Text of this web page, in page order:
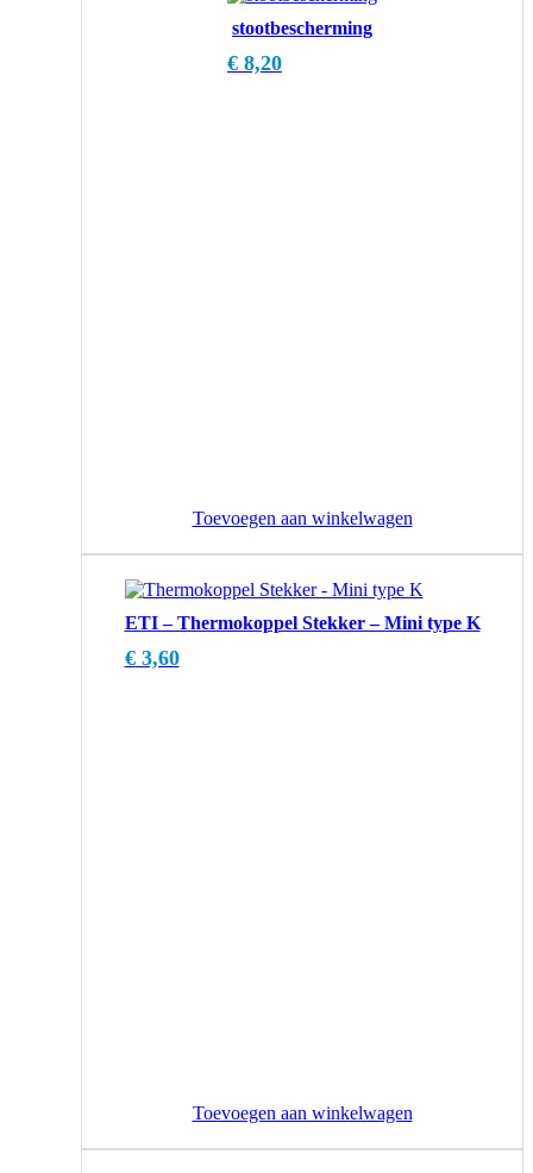
stootbescherming
€ 8,20
Toevoegen aan winkelwagen
ETI – Thermokoppel Stekker – Mini type K
€3,60
Toevoegen aan winkelwagen